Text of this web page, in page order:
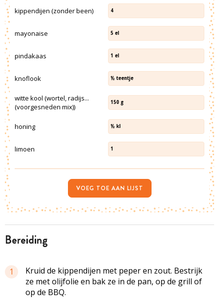
bereiding
1
Kruid de kippendijen met peper en zout. Bestrijk
ze met olijfolie en bak ze in de pan, op de grill of
op de BBQ.
kippendijen (zonder been) 4
mayonaise 5 el
pindakaas 1 el
knoflook ½ teentje
witte kool (wortel, radijs...
(voorgesneden mix))
150 g
honing ½ kl
limoen 1
VOEG TOE AAN LIJST